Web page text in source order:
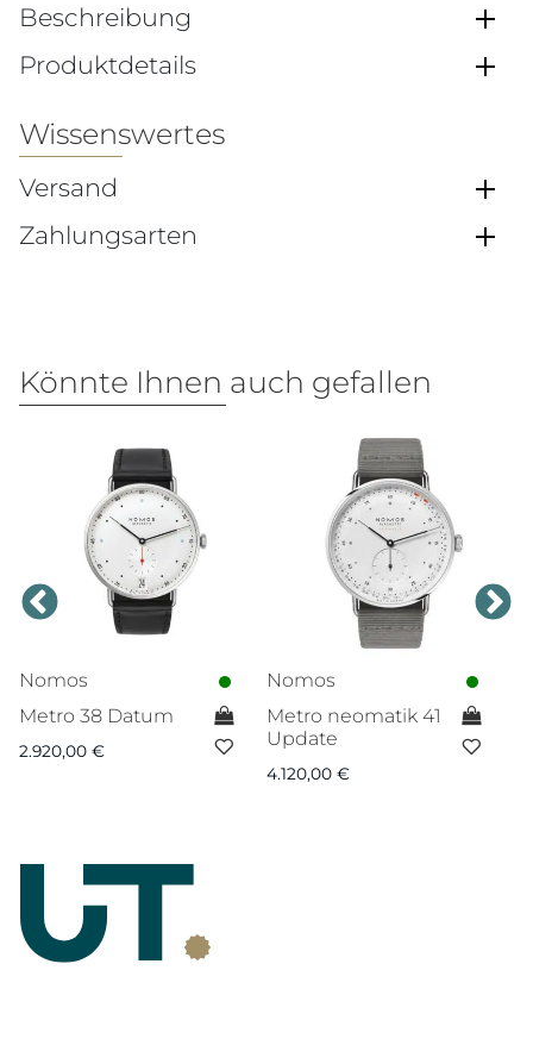
Beschreibung
Produktdetails
Wissenswertes
Versand
Zahlungsarten
Könnte Ihnen auch gefallen
Nomos
Metro 38 Datum
2.920,00 €
Nomos
Metro neomatik 41
Update
4.120,00 €